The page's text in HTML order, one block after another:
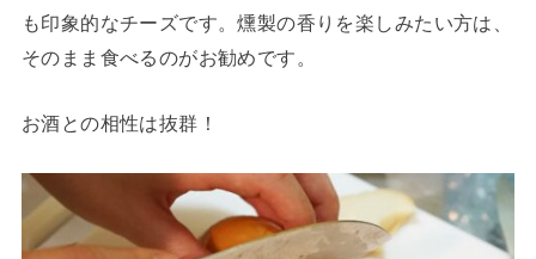
も印象的なチーズです。燻製の香りを楽しみたい方は、
そのまま食べるのがお勧めです。
お酒との相性は抜群！